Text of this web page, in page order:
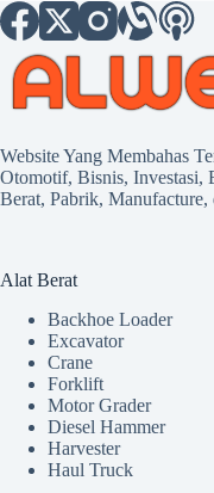
Website Yang Membahas
Otomotif, Bisnis, Investasi,
Berat, Pabrik, Manufacture,
Alat Berat
Backhoe Loader
Excavator
Crane
Forklift
Motor Grader
Diesel Hammer
Harvester
Haul Truck